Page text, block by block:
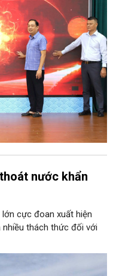
nước khẩn
cực đoan xuất hiện
thách thức đối với